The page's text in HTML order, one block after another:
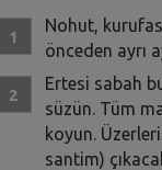
Nohut,
önceden ayrı
Ertesi sabah
süzün. Tüm
koyun.
santim)